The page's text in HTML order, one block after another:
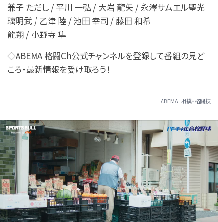
兼子 ただし / 平川 一弘 / 大岩 龍矢 / 永澤サムエル聖光
璃明武 / 乙津 陸 / 池田 幸司 / 藤田 和希
龍翔 / 小野寺 隼
◇ABEMA 格闘Ch公式チャンネルを登録して番組の見ど
ころ・最新情報を受け取ろう！
ABEMA 相撲・格闘技